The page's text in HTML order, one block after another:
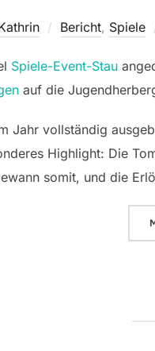
Bericht, Spiele
Spiele-Event-Stau
auf die
Jahr vollständig
Highlight: Die
somit, und die